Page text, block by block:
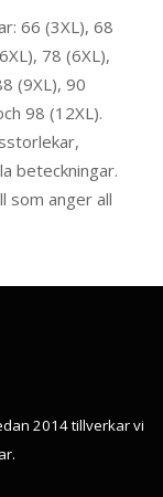
66 (3XL), 68
78 (6XL),
(9XL), 90
98 (12XL).
beteckningar.
som anger all
2014 tillverkar vi